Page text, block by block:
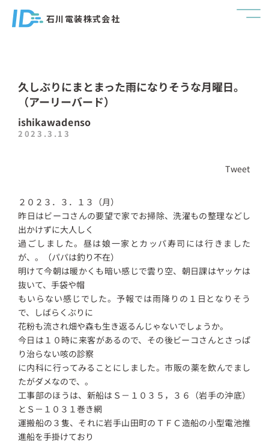
石川電装株式会社
久しぶりにまとまった雨になりそうな月曜日。
（アーリーバード）
ishikawadenso
2023.3.13
Tweet
２０２３．３．１３（月）
昨日はビーコさんの要望で家でお掃除、洗濯もの整理などし
出かけずに大人しく
過ごしました。昼は娘一家とカッパ寿司には行きました
が、。（パパは釣り不在）
明けて今朝は暖かくも暗い感じで雲り空、朝日課はヤッケは
抜いて、手袋や帽
もいらない感じでした。予報では雨降りの１日となりそう
で、しばらくぶりに
花粉も流され畑や森も生き返るんじゃないでしょうか。
今日は１０時に来客があるので、その後ビーコさんとさっぱ
り治らない咳の診察
に内科に行ってみることにしました。市販の薬を飲んでまし
たがダメなので、。
工事部のほうは、新船はＳ－１０３５，３６（岩手の沖底）
とＳ－１０３１巻き網
運搬船の３隻、それに岩手山田町のＴＦＣ造船の小型電池推
進船を手掛けており